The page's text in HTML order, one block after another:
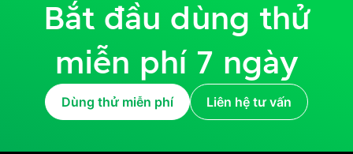
Bắt đầu dùng thử
miễn phí 7 ngày
Dùng thử miễn phí Liên hệ tư vấn